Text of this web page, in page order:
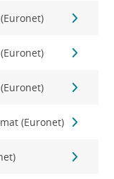
(Euronet)